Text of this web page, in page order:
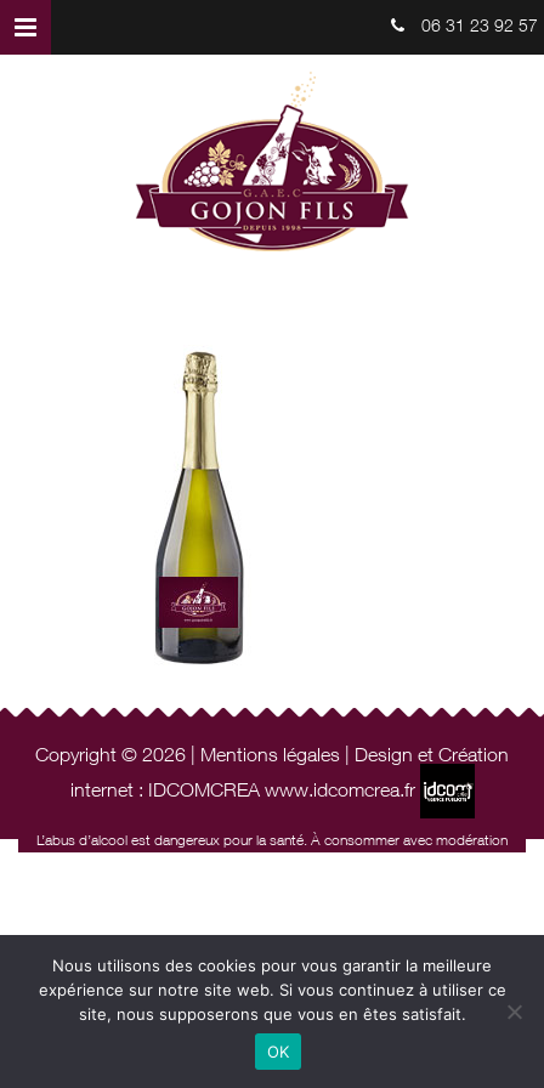
06 31 23 92 57
Copyright © 2026 | Mentions légales | Design et Création
internet : IDCOMCREA www.idcomcrea.fr
L’abus d’alcool est dangereux pour la santé. À consommer avec modération
Nous utilisons des cookies pour vous garantir la meilleure
expérience sur notre site web. Si vous continuez à utiliser ce
site, nous supposerons que vous en êtes satisfait.
OK